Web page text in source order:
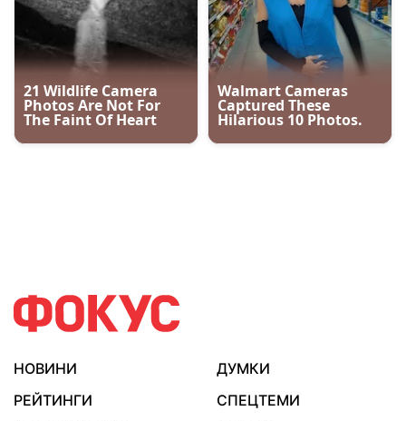
НОВИНИ
ДУМКИ
РЕЙТИНГИ
СПЕЦТЕМИ